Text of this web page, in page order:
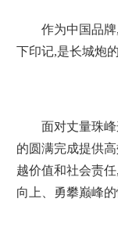
作为中国品
下印记,是长城炮
面对丈量珠
的圆满完成提供
越价值和社会责
向上、勇攀巅峰的